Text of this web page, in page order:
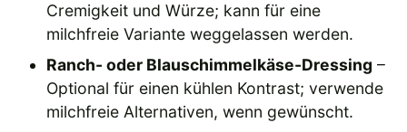
Cremigkeit und Würze; kann für eine
milchfreie Variante weggelassen werden.
Ranch- oder Blauschimmelkäse-Dressing –
Optional für einen kühlen Kontrast; verwende
milchfreie Alternativen, wenn gewünscht.